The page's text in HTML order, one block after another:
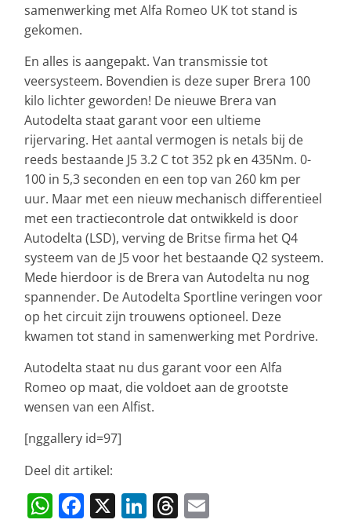
samenwerking met Alfa Romeo UK tot stand is
gekomen.
En alles is aangepakt. Van transmissie tot
veersysteem. Bovendien is deze super Brera 100
kilo lichter geworden! De nieuwe Brera van
Autodelta staat garant voor een ultieme
rijervaring. Het aantal vermogen is netals bij de
reeds bestaande J5 3.2 C tot 352 pk en 435Nm. 0-
100 in 5,3 seconden en een top van 260 km per
uur. Maar met een nieuw mechanisch differentieel
met een tractiecontrole dat ontwikkeld is door
Autodelta (LSD), verving de Britse firma het Q4
systeem van de J5 voor het bestaande Q2 systeem.
Mede hierdoor is de Brera van Autodelta nu nog
spannender. De Autodelta Sportline veringen voor
op het circuit zijn trouwens optioneel. Deze
kwamen tot stand in samenwerking met Pordrive.
Autodelta staat nu dus garant voor een Alfa
Romeo op maat, die voldoet aan de grootste
wensen van een Alfist.
[nggallery id=97]
Deel dit artikel:
W F X Li T